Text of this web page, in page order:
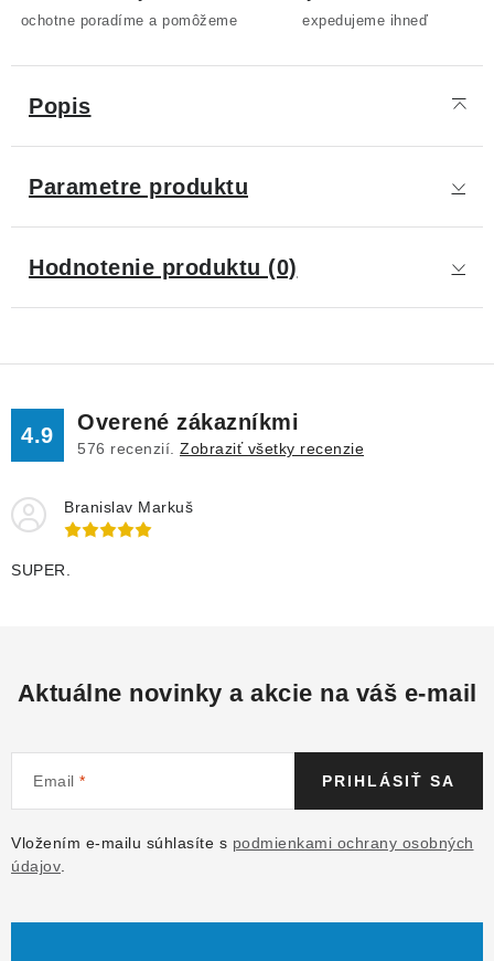
ochotne poradíme a pomôžeme expedujeme ihneď
Popis
Parametre produktu
Hodnotenie produktu (0)
4.9
Overené zákazníkmi
576 recenzií. Zobraziť všetky recenzie
Branislav Markuš
SUPER.
Aktuálne novinky a akcie na váš e-mail
Email
Vložením e-mailu súhlasíte s podmienkami ochrany osobných
údajov
PRIHLÁSIŤ SA